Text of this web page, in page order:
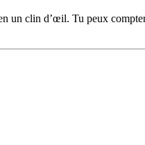
un clin d’œil. Tu peux